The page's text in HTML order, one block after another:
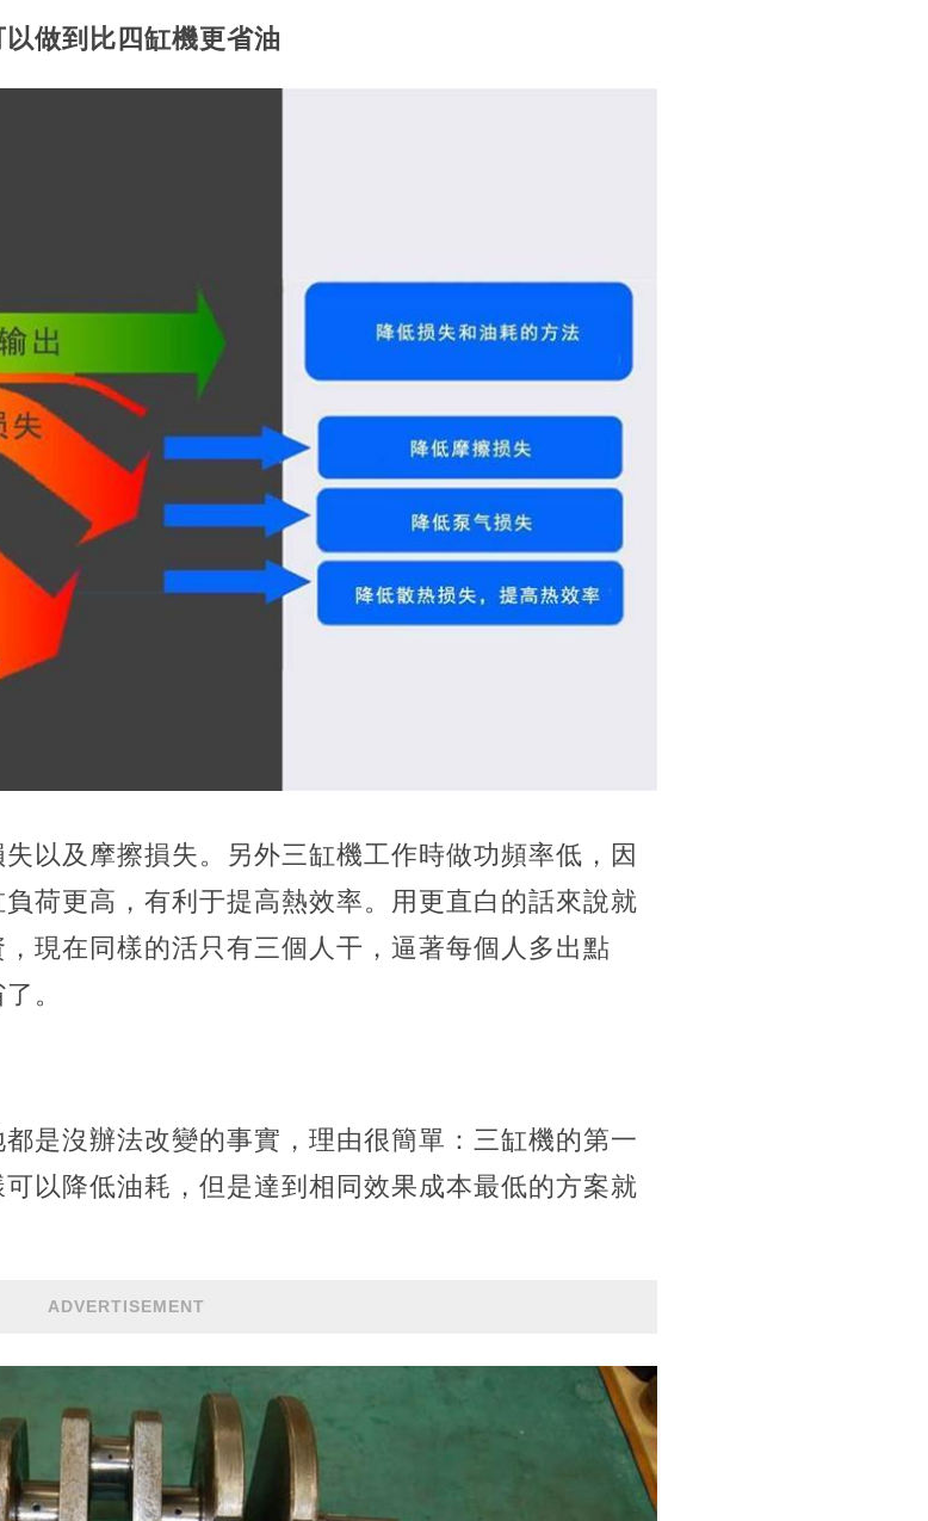
做到比四缸機更省油
以及摩擦損失。另外三缸機工作時做功頻率低，因
荷更高，有利于提高熱效率。用更直白的話來說就
現在同樣的活只有三個人干，逼著每個人多出點
。
是沒辦法改變的事實，理由很簡單：三缸機的第一
以降低油耗，但是達到相同效果成本最低的方案就
ADVERTISEMENT